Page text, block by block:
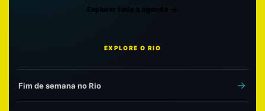
Explorar toda a agenda
EXPLORE O RIO
Fim de semana no Rio